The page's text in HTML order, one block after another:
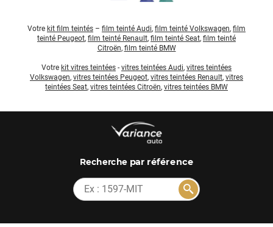
Votre kit film teintés – film teinté Audi, film teinté Volkswagen, film
teinté Peugeot, film teinté Renault, film teinté Seat, film teinté
Citroën, film teinté BMW
Votre kit vitres teintées - vitres teintées Audi, vitres teintées
Volkswagen, vitres teintées Peugeot, vitres teintées Renault, vitres
teintées Seat, vitres teintées Citroën, vitres teintées BMW
Recherchepar référence